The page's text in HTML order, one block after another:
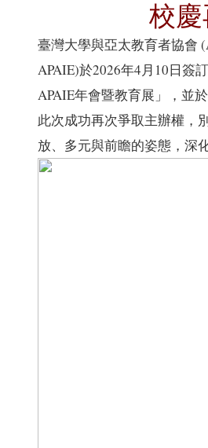
校
臺灣大學與亞太教育者協會
APAIE)於2026年4月10日簽
APAIE年會暨教育展」，並
此次成功再次爭取主辦權，
放、多元與前瞻的姿態，深